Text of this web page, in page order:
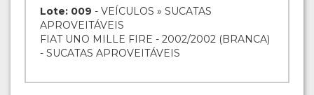
Lote: 009 - VEÍCULOS » SUCATAS
APROVEITÁVEIS
FIAT UNO MILLE FIRE - 2002/2002 (BRANCA)
- SUCATAS APROVEITÁVEIS